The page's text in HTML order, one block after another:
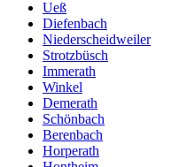
Ueß
Diefenbach
Niederscheidweiler
Strotzbüsch
Immerath
Winkel
Demerath
Schönbach
Berenbach
Horperath